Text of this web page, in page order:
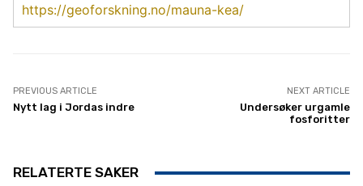
https://geoforskning.no/mauna-kea/
PREVIOUS ARTICLE
Nytt lag i Jordas indre
NEXT ARTICLE
Undersøker urgamle
fosforitter
RELATERTE SAKER